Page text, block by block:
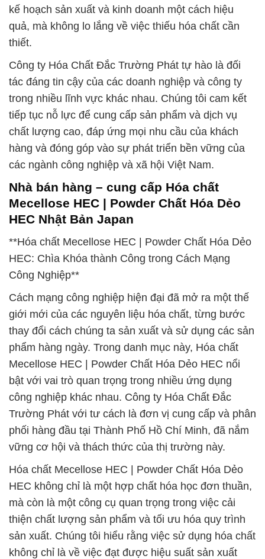
kế hoạch sản xuất và kinh doanh một cách hiệu
quả, mà không lo lắng về việc thiếu hóa chất cần
thiết.
Công ty Hóa Chất Đắc Trường Phát tự hào là đối
tác đáng tin cậy của các doanh nghiệp và công ty
trong nhiều lĩnh vực khác nhau. Chúng tôi cam kết
tiếp tục nỗ lực để cung cấp sản phẩm và dịch vụ
chất lượng cao, đáp ứng mọi nhu cầu của khách
hàng và đóng góp vào sự phát triển bền vững của
các ngành công nghiệp và xã hội Việt Nam.
Nhà bán hàng – cung cấp Hóa chất
Mecellose HEC | Powder Chất Hóa Dẻo
HEC Nhật Bản Japan
**Hóa chất Mecellose HEC | Powder Chất Hóa Dẻo
HEC: Chìa Khóa thành Công trong Cách Mạng
Công Nghiệp**
Cách mạng công nghiệp hiện đại đã mở ra một thế
giới mới của các nguyên liệu hóa chất, từng bước
thay đổi cách chúng ta sản xuất và sử dụng các sản
phẩm hàng ngày. Trong danh mục này, Hóa chất
Mecellose HEC | Powder Chất Hóa Dẻo HEC nổi
bật với vai trò quan trọng trong nhiều ứng dụng
công nghiệp khác nhau. Công ty Hóa Chất Đắc
Trường Phát với tư cách là đơn vị cung cấp và phân
phối hàng đầu tại Thành Phố Hồ Chí Minh, đã nắm
vững cơ hội và thách thức của thị trường này.
Hóa chất Mecellose HEC | Powder Chất Hóa Dẻo
HEC không chỉ là một hợp chất hóa học đơn thuần,
mà còn là một công cụ quan trọng trong việc cải
thiện chất lượng sản phẩm và tối ưu hóa quy trình
sản xuất. Chúng tôi hiểu rằng việc sử dụng hóa chất
không chỉ là về việc đạt được hiệu suất sản xuất